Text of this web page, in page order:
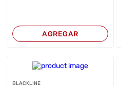
AGREGAR
BLACKLINE